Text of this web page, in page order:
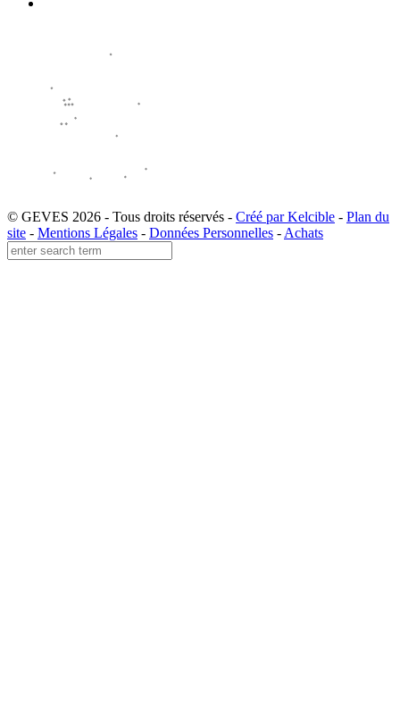
© GEVES 2026 - Tous droits réservés - Créé par Kelcible - Plan du
site - Mentions Légales - Données Personnelles - Achats